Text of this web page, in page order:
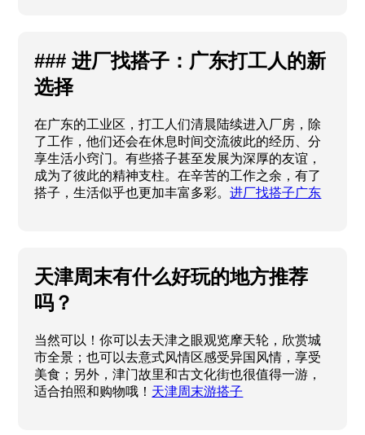
### 进厂找搭子：广东打工人的新
选择
在广东的工业区，打工人们清晨陆续进入厂房，除
了工作，他们还会在休息时间交流彼此的经历、分
享生活小窍门。有些搭子甚至发展为深厚的友谊，
成为了彼此的精神支柱。在辛苦的工作之余，有了
搭子，生活似乎也更加丰富多彩。进厂找搭子广东
天津周末有什么好玩的地方推荐
吗？
当然可以！你可以去天津之眼观览摩天轮，欣赏城
市全景；也可以去意式风情区感受异国风情，享受
美食；另外，津门故里和古文化街也很值得一游，
适合拍照和购物哦！ 天津周末游搭子